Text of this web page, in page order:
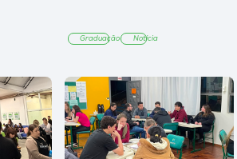
Graduação Notícia